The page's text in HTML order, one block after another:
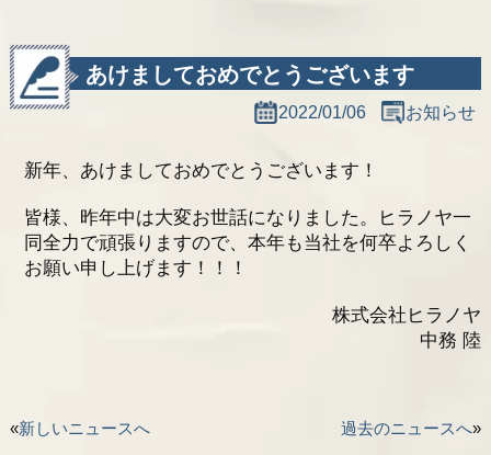
会社概要
採用情報
あけましておめでとうございます
2022/01/06 お知らせ
新年、あけましておめでとうございます！
皆様、昨年中は大変お世話になりました。ヒラノヤ一
同全力で頑張りますので、本年も当社を何卒よろしく
お願い申し上げます！！！
株式会社ヒラノヤ
中務 陸
«新しいニュースへ 過去のニュースへ»